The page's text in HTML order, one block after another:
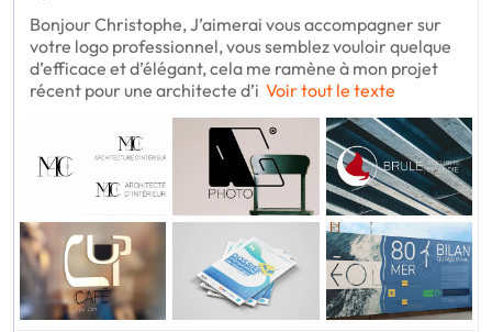
Bonjour Christophe, J’aimerai vous accompagner sur
votre logo professionnel, vous semblez vouloir quelque
d’efficace et d’élégant, cela me ramène à mon projet
récent pour une architecte d’i Voir tout le texte